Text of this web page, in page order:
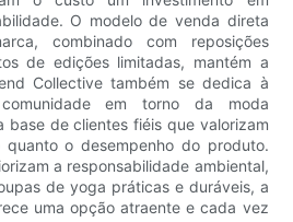
O modelo de venda direta
combinado com reposições
de edições limitadas, mantém a
Collective também se dedica à
em torno da moda
base de clientes fiéis que valorizam
o desempenho do produto.
a responsabilidade ambiental,
de yoga práticas e duráveis, a
uma opção atraente e cada vez